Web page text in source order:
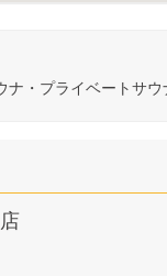
ナ・プライベートサ